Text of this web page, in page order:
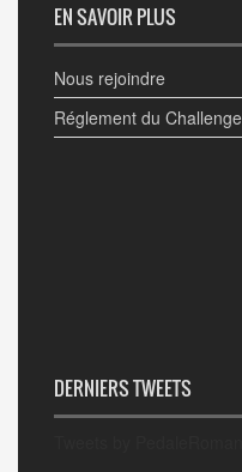
EN SAVOIR PLUS
Nous rejoindre
Réglement du Challenge
DERNIERS TWEETS